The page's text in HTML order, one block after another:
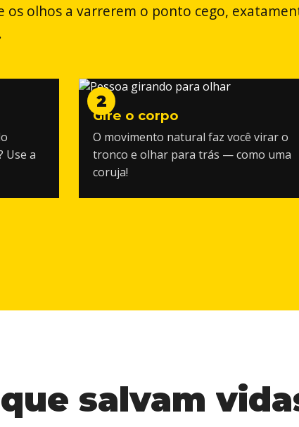
os olhos a varrerem o ponto cego,
Use a
2
Gire o corpo
O movimento natural faz você virar o
tronco e olhar para trás — como uma
coruja!
que salvam